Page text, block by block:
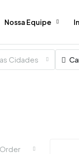
Nossa Equipe
Cidades